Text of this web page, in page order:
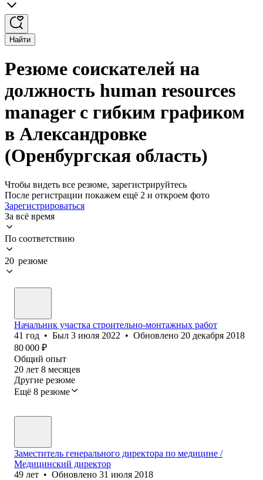
Найти
Резюме соискателей на
должность human resources
manager с гибким графиком
в Александровке
(Оренбургская область)
Чтобы видеть все резюме, зарегистрируйтесь
После регистрации покажем ещё 2 и откроем фото
Зарегистрироваться
За всё время
По соответствию
20 резюме
Начальник участка строительно-монтажных работ
41 год • Был 3 июля 2022 • Обновлено 20 декабря 2018
80 000 ₽
Общий опыт
20 лет 8 месяцев
Другие резюме
Ещё 8 резюме
Заместитель генерального директора по медицине /
Медицинский директор
49 лет • Обновлено 31 июля 2018